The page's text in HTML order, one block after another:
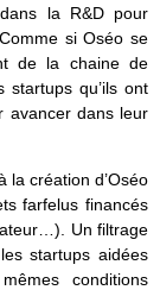
la R&D pour
si Oséo se
de la chaine de
startups qu’ils ont
avancer dans leur
la création d’Oséo
farfelus financés
Un filtrage
startups aidées
conditions